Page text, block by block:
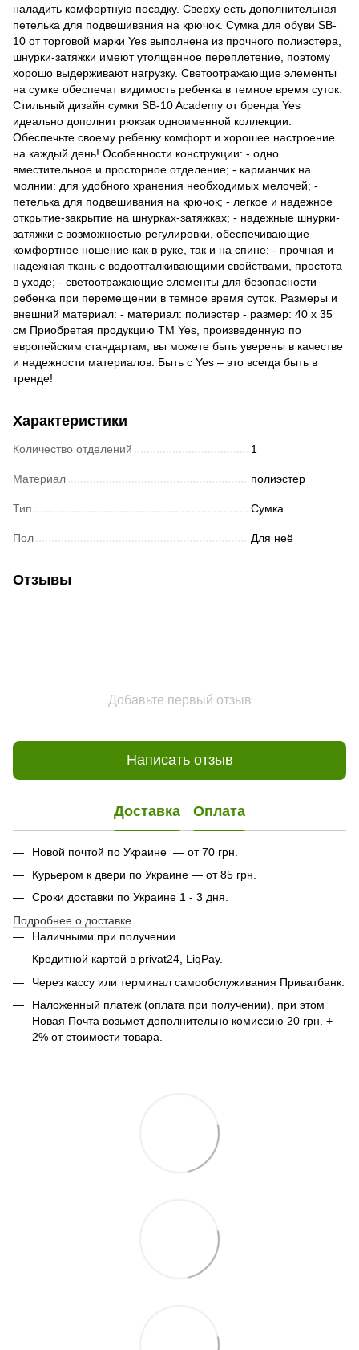
наладить комфортную посадку. Сверху есть дополнительная
петелька для подвешивания на крючок. Сумка для обуви SB-
10 от торговой марки Yes выполнена из прочного полиэстера,
шнурки-затяжки имеют утолщенное переплетение, поэтому
хорошо выдерживают нагрузку. Светоотражающие элементы
на сумке обеспечат видимость ребенка в темное время суток.
Стильный дизайн сумки SB-10 Academy от бренда Yes
идеально дополнит рюкзак одноименной коллекции.
Обеспечьте своему ребенку комфорт и хорошее настроение
на каждый день! Особенности конструкции: - одно
вместительное и просторное отделение; - карманчик на
молнии: для удобного хранения необходимых мелочей; -
петелька для подвешивания на крючок; - легкое и надежное
открытие-закрытие на шнурках-затяжках; - надежные шнурки-
затяжки с возможностью регулировки, обеспечивающие
комфортное ношение как в руке, так и на спине; - прочная и
надежная ткань с водоотталкивающими свойствами, простота
в уходе; - светоотражающие элементы для безопасности
ребенка при перемещении в темное время суток. Размеры и
внешний материал: - материал: полиэстер - размер: 40 х 35
см Приобретая продукцию TM Yes, произведенную по
европейским стандартам, вы можете быть уверены в качестве
и надежности материалов. Быть с Yes – это всегда быть в
тренде!
Характеристики
Количество отделений 1
Материал полиэстер
Тип Сумка
Пол Для неё
Отзывы
Добавьте первый отзыв
Написать отзыв
Доставка Оплата
Новой почтой по Украине — от 70 грн.
Курьером к двери по Украине — от 85 грн.
Сроки доставки по Украине 1 - 3 дня.
Подробнее о доставке
Наличными при получении.
Кредитной картой в privat24, LiqPay.
Через кассу или терминал самообслуживания Приватбанк.
Наложенный платеж (оплата при получении), при этом
Новая Почта возьмет дополнительно комиссию 20 грн. +
2% от стоимости товара.